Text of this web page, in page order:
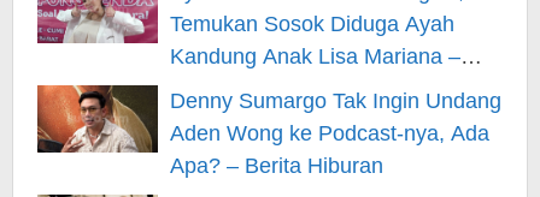
Temukan Sosok Diduga Ayah
Kandung Anak Lisa Mariana –
Berita Hiburan
Denny Sumargo Tak Ingin Undang
Aden Wong ke Podcast-nya, Ada
Apa? – Berita Hiburan